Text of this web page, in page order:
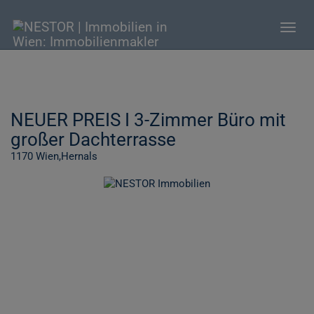
NEUER PREIS I 3-Zimmer Büro mit
großer Dachterrasse
1170 Wien,Hernals